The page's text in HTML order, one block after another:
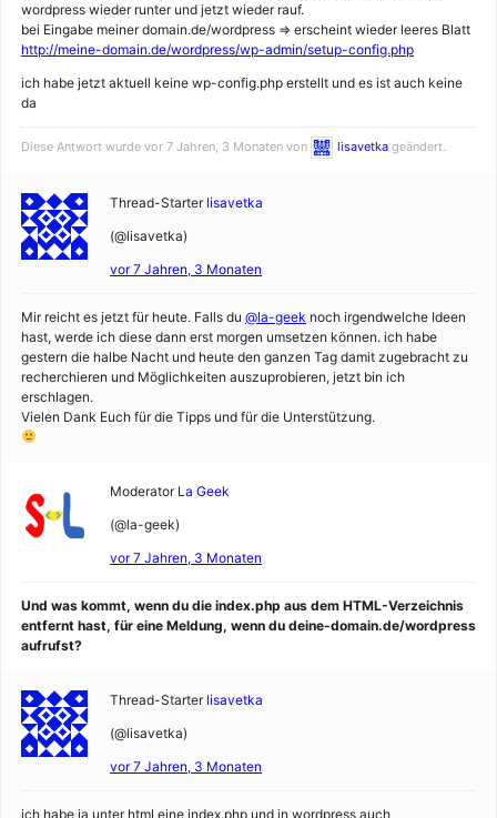
wordpress wieder runter und jetzt wieder rauf.
bei Eingabe meiner domain.de/wordpress => erscheint wieder leeres Blatt
http://meine-domain.de/wordpress/wp-admin/setup-config.php
ich habe jetzt aktuell keine wp-config.php erstellt und es ist auch keine
da
Diese Antwort wurde vor 7 Jahren, 3 Monaten von lisavetka geändert.
Thread-Starter lisavetka
(@lisavetka)
vor 7 Jahren, 3 Monaten
Mir reicht es jetzt für heute. Falls du @la-geek noch irgendwelche Ideen
hast, werde ich diese dann erst morgen umsetzen können. ich habe
gestern die halbe Nacht und heute den ganzen Tag damit zugebracht zu
recherchieren und Möglichkeiten auszuprobieren, jetzt bin ich
erschlagen.
Vielen Dank Euch für die Tipps und für die Unterstützung.
Moderator La Geek
(@la-geek)
vor 7 Jahren, 3 Monaten
Und was kommt, wenn du die index.php aus dem HTML-Verzeichnis
entfernt hast, für eine Meldung, wenn du deine-domain.de/wordpress
aufrufst?
Thread-Starter lisavetka
(@lisavetka)
vor 7 Jahren, 3 Monaten
ich habe ja unter html eine index.php und in wordpress auch